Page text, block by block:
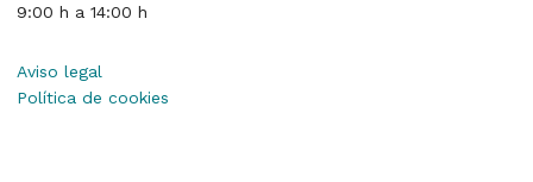
9:00 h a 14:00 h
Aviso legal
Política de cookies